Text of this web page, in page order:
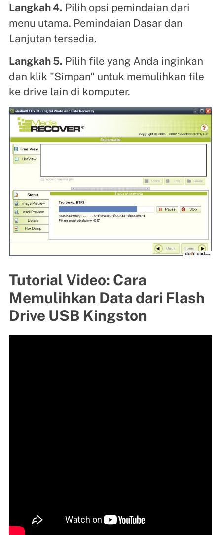
Langkah 4. Pilih opsi pemindaian dari
menu utama. Pemindaian Dasar dan
Lanjutan tersedia.
Langkah 5. Pilih file yang Anda inginkan
dan klik "Simpan" untuk memulihkan file
ke drive lain di komputer.
Tutorial Video: Cara
Memulihkan Data dari Flash
Drive USB Kingston